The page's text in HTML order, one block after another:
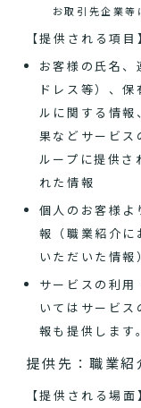
お取引先企業等
【提供される項目
お客様の氏名
ドレス等）、
ルに関する情報
果などサービス
ループに提供さ
れた情報
個人のお客様よ
報（職業紹介に
いただいた情報
サービスの利
いてはサービ
報も提供します
提供先：職業紹
【提供される場面